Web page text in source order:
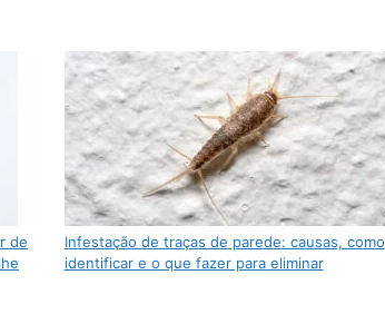
de
Infestação de traças de parede: causas, como
identificar e o que fazer para eliminar